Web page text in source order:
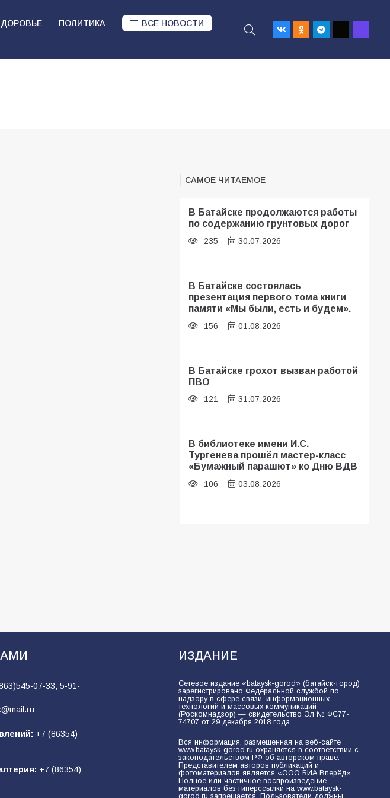
ПОЛИТИКА ВСЕ НОВОСТИ
САМОЕ ЧИТАЕМОЕ
В Батайске продолжаются работы
по содержанию грунтовых дорог
235 30.07.2026
В Батайске состоялась
презентация первого тома книги
памяти «Мы были, есть и будем».
156 01.08.2026
В Батайске грохот вызван работой
ПВО
121 31.07.2026
В библиотеке имени И.С.
Тургенева прошёл мастер-класс
«Бумажный парашют» ко Дню ВДВ
106 03.08.2026
В Батайске продолжаются
дорожные работы
95 04.08.2026
«Мобилизация или набор?» Что на
самом деле происходит в армии
России в августе 2026 года
07-33, 5-91-
+7 (86354)
+7 (86354)
ИЗДАНИЕ
Сетевое издание «bataysk-gorod» (батайск-город)
зарегистрировано Федеральной службой по
надзору в сфере связи, информационных
технологий и массовых коммуникаций
(Роскомнадзор) — свидетельство Эл № ФС77-
74707 от 29 декабря 2018 года.
Вся информация, размещенная на веб-сайте
www.bataysk-gorod.ru охраняется в соответствии с
законодательством РФ об авторском праве.
Представителем авторов публикаций и
фотоматериалов является «ООО БИА Вперёд».
Полное или частичное воспроизведение
материалов без гиперссылки на www.bataysk-
gorod.ru запрещается. Пользователи должны